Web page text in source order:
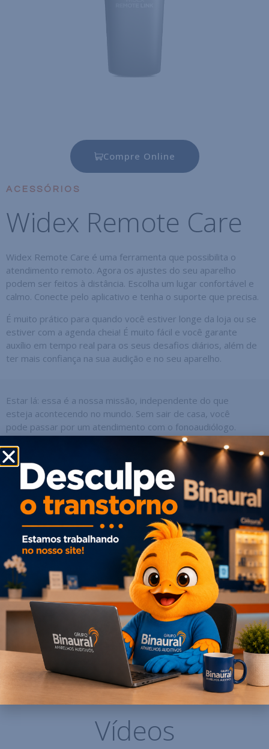
Compre Online
ACESSÓRIOS
Widex Remote Care
Widex Remote Care é uma ferramenta que possibilita o
atendimento remoto. Agora os ajustes do seu aparelho
podem ser feitos à distância. Escolha um lugar confortável e
calmo. Conecte pelo aplicativo e tenha o suporte que precisa.
É muito prático para quando você estiver longe da loja ou se
estiver com a agenda cheia! É muito fácil e você garante
auxílio em tempo real para os seus desafios diários, além de
ter mais confiança na sua audição e no seu aparelho.
Estar lá: essa é a nossa missão, independente do que
esteja acontecendo no mundo. Sem sair de casa, você
pode passar por um atendimento com o fonoaudiólogo.
Após ser encaminhado, conseguimos realizar todos os
procedimentos para uma adaptação de precisão, mesmo
à distância. E para aquelas que já possuem tecnologia
Widex, o suporte à distância, também está garantido.
Amplie seus limites
Vídeos